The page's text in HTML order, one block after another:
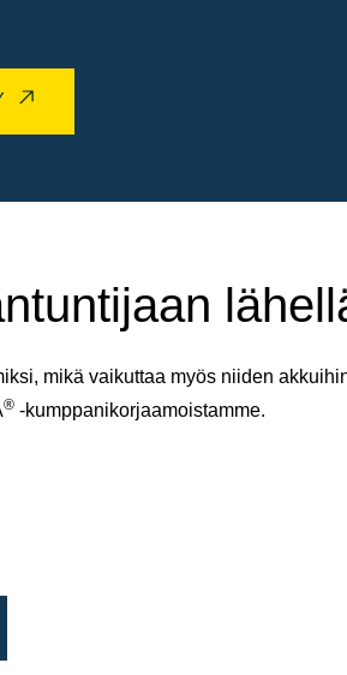
mikä vaikuttaa myös niiden
® -kumppanikorjaamoistamme.